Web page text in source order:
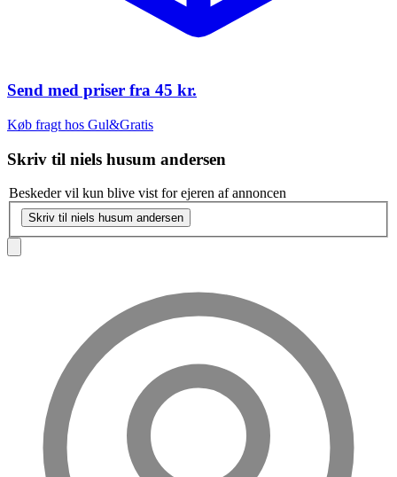
Send med priser fra 45 kr.
Køb fragt hos Gul&Gratis
Skriv til niels husum andersen
Beskeder vil kun blive vist for ejeren af annoncen
Skriv til niels husum andersen